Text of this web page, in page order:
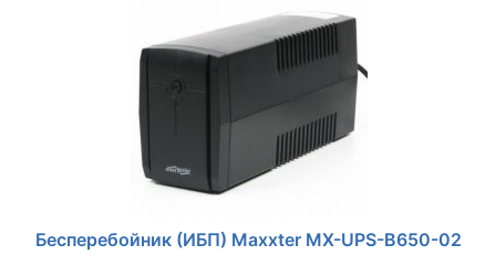
Бесперебойник (ИБП) Maxxter MX-UPS-B650-02